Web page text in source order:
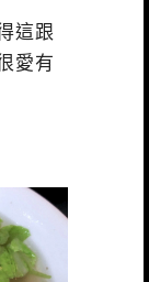
這跟
愛有